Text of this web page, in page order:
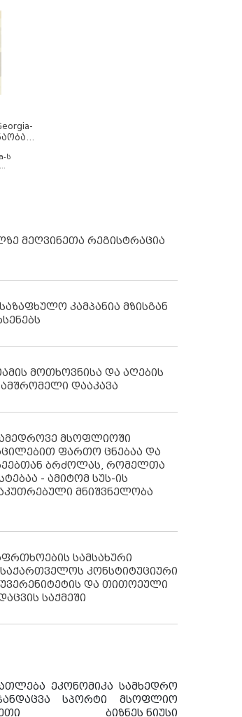
ს
მეღვინეთა რეგისტრაცია
კამპანია მზისგან
მოთხოვნისა და აღების
დააკავა
მსოფლიოში
ფართო ცნებაა და
ბრძოლას, რომელთა
- ამიტომ სუს-ის
მნიშვნელობა
სამსახური
კონსტიტუციური
და თითოეული
საქმეში
ეკონომიკა სამხედრო
სპორტი
მსოფლიო
ბიზნეს ნიუსი